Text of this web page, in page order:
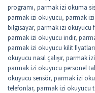
programı, parmak izi okuma
parmak izi okuyucu, parmak
bilgisayar, parmak izi okuyucu
parmak izi okuyucu indir,
parmak izi okuyucu kilit fiyatları
okuyucu nasıl çalışır, parmak
parmak izi okuyucu personel
okuyucu sensör, parmak izi
telefonlar, parmak izi okuyucu